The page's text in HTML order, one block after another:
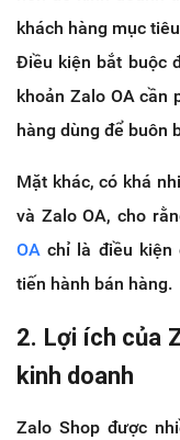
khách hàng mục
Điều kiện bắt buộc
khoản Zalo OA cần
hàng dùng để buôn
Mặt khác, có khá
và Zalo OA, cho
OAchỉ là điều kiện
tiến hành bán hàng.
2. Lợi ích của
kinh doanh
Zalo Shop được